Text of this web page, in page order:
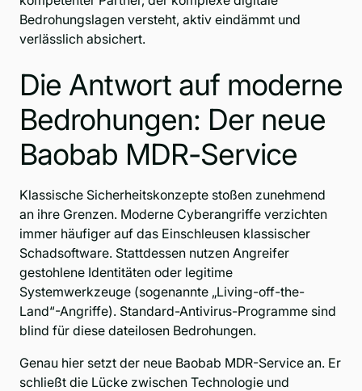
Bedrohungslagen versteht, aktiv eindämmt und
verlässlich absichert.
Die Antwort auf moderne
Bedrohungen: Der neue
Baobab MDR-Service
Klassische Sicherheitskonzepte stoßen zunehmend
an ihre Grenzen. Moderne Cyberangriffe verzichten
immer häufiger auf das Einschleusen klassischer
Schadsoftware. Stattdessen nutzen Angreifer
gestohlene Identitäten oder legitime
Systemwerkzeuge (sogenannte „Living-off-the-
Land“-Angriffe). Standard-Antivirus-Programme sind
blind für diese dateilosen Bedrohungen.
Genau hier setzt der neue Baobab MDR-Service an. Er
schließt die Lücke zwischen Technologie und